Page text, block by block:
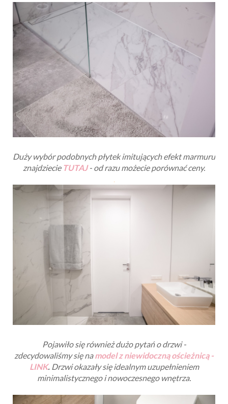
Duży wybór podobnych płytek imitujących efekt marmuru
znajdziecie TUTAJ- od razu możecie porównać ceny.
Pojawiło się również dużo pytań o drzwi -
zdecydowaliśmy się namodel z niewidoczną ościeżnicą -
LINK. Drzwi okazały się idealnym uzupełnieniem
minimalistycznego i nowoczesnego wnętrza.